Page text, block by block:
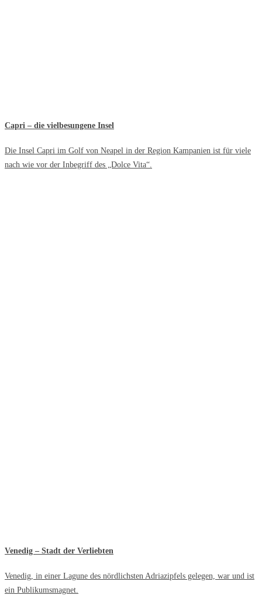
Capri – die vielbesungene Insel
Die Insel Capri im Golf von Neapel in der Region Kampanien ist für viele
nach wie vor der Inbegriff des „Dolce Vita“.
Venedig – Stadt der Verliebten
Venedig, in einer Lagune des nördlichsten Adriazipfels gelegen, war und ist
ein Publikumsmagnet.